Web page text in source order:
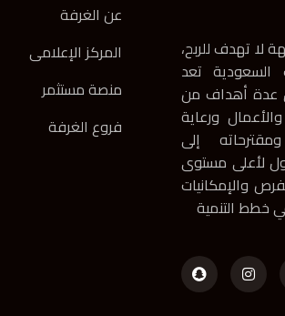
لا تهدف للربح،
تعد
عدة أهداف من
ورعاية
إلى
لأعلى مستوى
والإمكانيات
خطط التنمية
عن الغرفة
المركز الإعلامى
منصة مستثمر
فروع الغرفة